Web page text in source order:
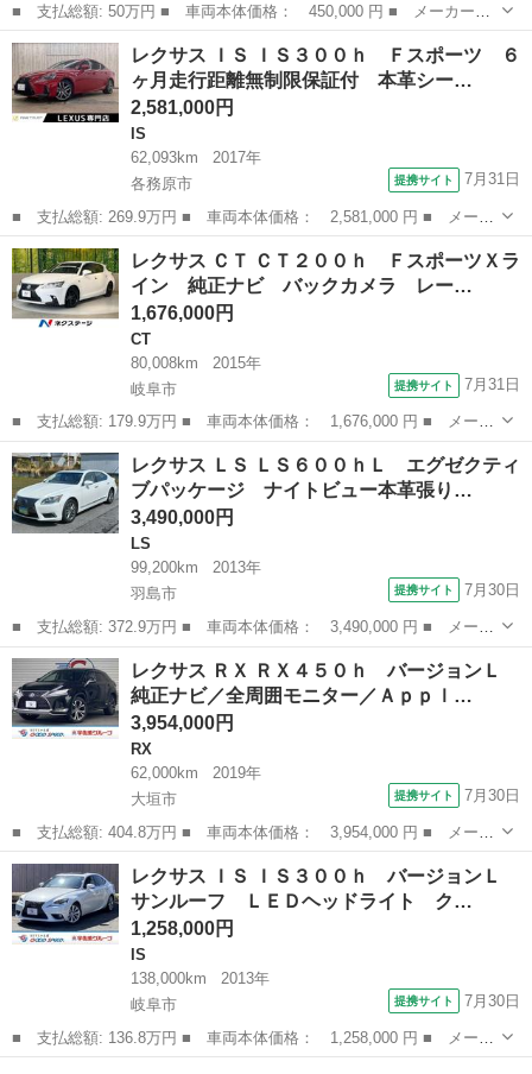
■ 支払総額: 50万円 ■ 車両本体価格： 450,000 円 ■ メーカー
名： レクサス ■ 車種名： ＩＳ ■ グレード名： ＩＳ２５０
バージョンＩ グー故障診断実施済み ナビ バックカメラ 白革シ
ート インテリキ...
岐阜 安八郡 IS
レクサス ＩＳ ＩＳ３００ｈ Ｆスポーツ ６
ヶ月走行距離無制限保証付 本革シー…
2,581,000円
IS
62,093km
2017年
各務原市
提携サイト 7月31日
■ 支払総額: 269.9万円 ■ 車両本体価格： 2,581,000 円 ■ メーカ
ー名： レクサス ■ 車種名： ＩＳ ■ グレード名： ＩＳ３００
ｈ Ｆスポーツ ６ヶ月走行距離無制限保証付 本革シート サンル
ーフ レ...
岐阜 各務原市
レクサス ＣＴ ＣＴ２００ｈ ＦスポーツＸラ
イン 純正ナビ バックカメラ レー…
1,676,000円
CT
80,008km
2015年
岐阜市
提携サイト 7月31日
■ 支払総額: 179.9万円 ■ 車両本体価格： 1,676,000 円 ■ メーカ
ー名： レクサス ■ 車種名： ＣＴ ■ グレード名： ＣＴ２００
ｈ ＦスポーツＸライン 純正ナビ バックカメラ レーダークルー
ズ 禁煙...
岐阜 岐阜市 CT
レクサス ＬＳ ＬＳ６００ｈＬ エグゼクティ
ブパッケージ ナイトビュー本革張り…
3,490,000円
LS
99,200km
2013年
羽島市
提携サイト 7月30日
■ 支払総額: 372.9万円 ■ 車両本体価格： 3,490,000 円 ■ メーカ
ー名： レクサス ■ 車種名： ＬＳ ■ グレード名： ＬＳ６００
ｈＬ エグゼクティブパッケージ ナイトビュー本革張りインストル
メントパ...
岐阜 羽島市 LS
レクサス ＲＸ ＲＸ４５０ｈ バージョンＬ
純正ナビ／全周囲モニター／Ａｐｐｌ…
3,954,000円
RX
62,000km
2019年
大垣市
提携サイト 7月30日
■ 支払総額: 404.8万円 ■ 車両本体価格： 3,954,000 円 ■ メーカ
ー名： レクサス ■ 車種名： ＲＸ ■ グレード名： ＲＸ４５０
ｈ バージョンＬ 純正ナビ／全周囲モニター／ＡｐｐｌｅＣａｒＰ
ｌａｙ／...
岐阜 大垣市 RX
レクサス ＩＳ ＩＳ３００ｈ バージョンＬ
サンルーフ ＬＥＤヘッドライト ク…
1,258,000円
IS
138,000km
2013年
岐阜市
提携サイト 7月30日
■ 支払総額: 136.8万円 ■ 車両本体価格： 1,258,000 円 ■ メーカ
ー名： レクサス ■ 車種名： ＩＳ ■ グレード名： ＩＳ３００